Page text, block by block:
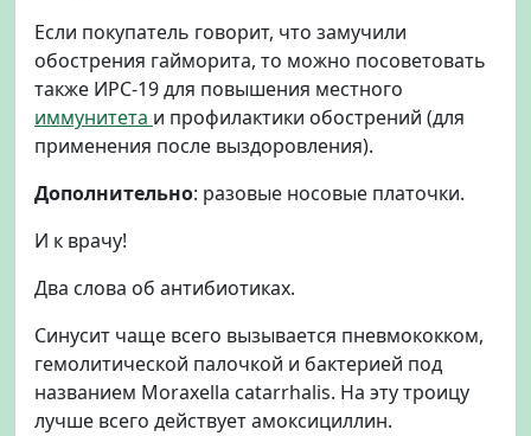
Если покупатель говорит, что замучили
обострения гайморита, то можно посоветовать
также ИРС-19 для повышения местного
иммунитета и профилактики обострений (для
применения после выздоровления).
Дополнительно: разовые носовые платочки.
И к врачу!
Два слова об антибиотиках.
Синусит чаще всего вызывается пневмококком,
гемолитической палочкой и бактерией под
названием Moraxella catarrhalis. На эту троицу
лучше всего действует амоксициллин.